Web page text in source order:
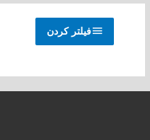
فیلتر کردن